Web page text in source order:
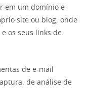
em um domínio e
site ou blog, onde
os seus links de
de e-mail
de análise de